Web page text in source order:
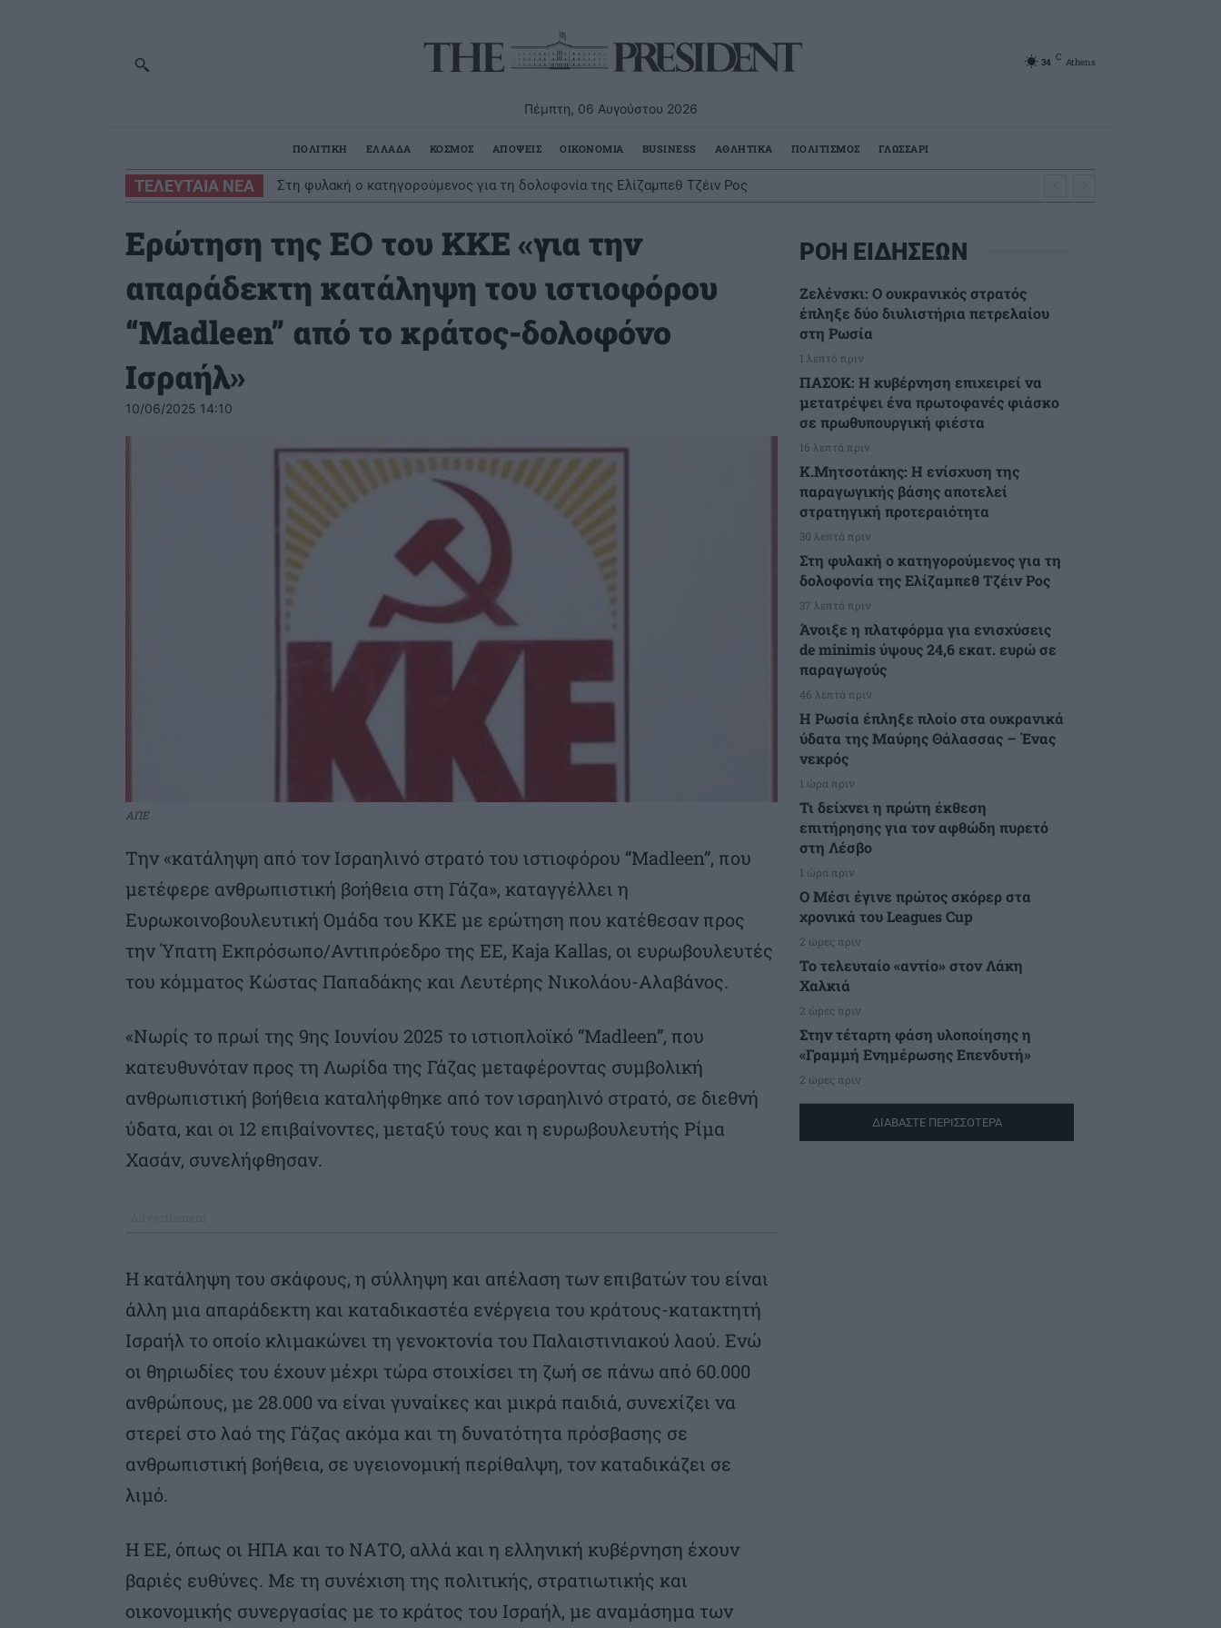
Πέμπτη, 06 Αυγούστου 2026
34 C Athens
ΠΟΛΙΤΙΚΗ ΕΛΛΑΔΑ ΚΟΣΜΟΣ ΑΠΟΨΕΙΣ ΟΙΚΟΝΟΜΙΑ BUSINESS ΑΘΛΗΤΙΚΑ ΠΟΛΙΤΙΣΜΟΣ ΓΛΩΣΣΑΡΙ
ΤΕΛΕΥΤΑΙΑ ΝΕΑ Στη φυλακή ο κατηγορούμενος για τη δολοφονία της Ελίζαμπεθ Τζέιν Ρος
Ερώτηση της ΕΟ του ΚΚΕ «για την
απαράδεκτη κατάληψη του ιστιοφόρου
“Madleen” από το κράτος-δολοφόνο
Ισραήλ»
10/06/2025 14:10
ΑΠΕ
Την «κατάληψη από τον Ισραηλινό στρατό του ιστιοφόρου “Madleen”, που
μετέφερε ανθρωπιστική βοήθεια στη Γάζα», καταγγέλλει η
Ευρωκοινοβουλευτική Ομάδα του ΚΚΕ με ερώτηση που κατέθεσαν προς
την Ύπατη Εκπρόσωπο/Αντιπρόεδρο της ΕΕ, Kaja Kallas, οι ευρωβουλευτές
του κόμματος Κώστας Παπαδάκης και Λευτέρης Νικολάου-Αλαβάνος.
«Νωρίς το πρωί της 9ης Ιουνίου 2025 το ιστιοπλοϊκό “Madleen”, που
κατευθυνόταν προς τη Λωρίδα της Γάζας μεταφέροντας συμβολική
ανθρωπιστική βοήθεια καταλήφθηκε από τον ισραηλινό στρατό, σε διεθνή
ύδατα, και οι 12 επιβαίνοντες, μεταξύ τους και η ευρωβουλευτής Ρίμα
Χασάν, συνελήφθησαν.
Η κατάληψη του σκάφους, η σύλληψη και απέλαση των επιβατών του είναι
άλλη μια απαράδεκτη και καταδικαστέα ενέργεια του κράτους-κατακτητή
Ισραήλ το οποίο κλιμακώνει τη γενοκτονία του Παλαιστινιακού λαού. Ενώ
οι θηριωδίες του έχουν μέχρι τώρα στοιχίσει τη ζωή σε πάνω από 60.000
ανθρώπους, με 28.000 να είναι γυναίκες και μικρά παιδιά, συνεχίζει να
στερεί στο λαό της Γάζας ακόμα και τη δυνατότητα πρόσβασης σε
ανθρωπιστική βοήθεια, σε υγειονομική περίθαλψη, τον καταδικάζει σε
λιμό.
Η ΕΕ, όπως οι ΗΠΑ και το ΝΑΤΟ, αλλά και η ελληνική κυβέρνηση έχουν
βαριές ευθύνες. Με τη συνέχιση της πολιτικής, στρατιωτικής και
οικονομικής συνεργασίας με το κράτος του Ισραήλ, με αναμάσημα των
ΡΟΗ ΕΙΔΗΣΕΩΝ
Ζελένσκι: Ο ουκρανικός στρατός
έπληξε δύο διυλιστήρια πετρελαίου
στη Ρωσία
1 λεπτό πριν
ΠΑΣΟΚ: Η κυβέρνηση επιχειρεί να
μετατρέψει ένα πρωτοφανές φιάσκο
σε πρωθυπουργική φιέστα
16 λεπτά πριν
Κ.Μητσοτάκης: Η ενίσχυση της
παραγωγικής βάσης αποτελεί
στρατηγική προτεραιότητα
30 λεπτά πριν
Στη φυλακή ο κατηγορούμενος για τη
δολοφονία της Ελίζαμπεθ Τζέιν Ρος
37 λεπτά πριν
Άνοιξε η πλατφόρμα για ενισχύσεις
de minimis ύψους 24,6 εκατ. ευρώ σε
παραγωγούς
46 λεπτά πριν
Η Ρωσία έπληξε πλοίο στα ουκρανικά
ύδατα της Μαύρης Θάλασσας – Ένας
νεκρός
1 ώρα πριν
Τι δείχνει η πρώτη έκθεση
επιτήρησης για τον αφθώδη πυρετό
στη Λέσβο
1 ώρα πριν
Ο Μέσι έγινε πρώτος σκόρερ στα
χρονικά του Leagues Cup
2 ώρες πριν
Το τελευταίο «αντίο» στον Λάκη
Χαλκιά
2 ώρες πριν
Στην τέταρτη φάση υλοποίησης η
«Γραμμή Ενημέρωσης Επενδυτή»
2 ώρες πριν
ΔΙΑΒΑΣΤΕ ΠΕΡΙΣΣΟΤΕΡΑ